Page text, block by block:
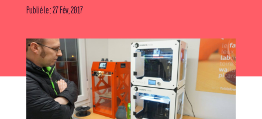
Publié le : 27 Fév, 2017